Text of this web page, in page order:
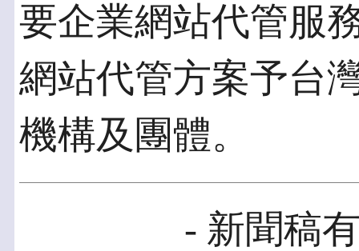
要企業網站代管服
網站代管方案予台
機構及團體。
- 新聞稿